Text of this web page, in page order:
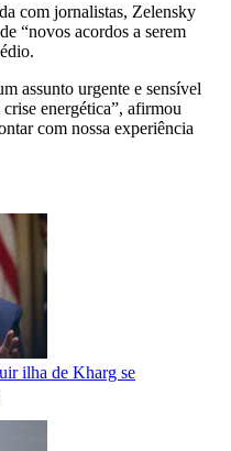
com jornalistas, Zelensky
“novos acordos a serem
assunto urgente e sensível
energética”, afirmou
com nossa experiência
ilha de Kharg se